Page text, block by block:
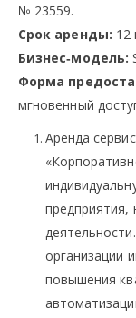
№ 23559.
Срок аренды: 12
Бизнес‑модель:
Форма
мгновенный
Аренда
организации
повышения